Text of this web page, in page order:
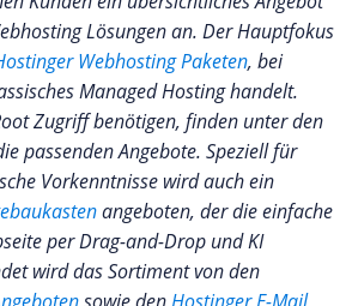
Lösungen an. Der Hauptfokus
Webhosting Paketen, bei
Managed Hosting handelt.
Zugriff benötigen, finden unter den
passenden Angebote. Speziell für
Vorkenntnisse wird auch ein
angeboten, der die einfache
per Drag-and-Drop und KI
wird das Sortiment von den
sowie denHostinger E-Mail